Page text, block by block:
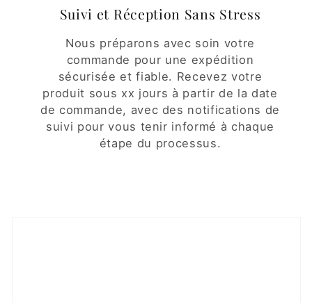
Suivi et Réception Sans Stress
Nous préparons avec soin votre
commande pour une expédition
sécurisée et fiable. Recevez votre
produit sous xx jours à partir de la date
de commande, avec des notifications de
suivi pour vous tenir informé à chaque
étape du processus.